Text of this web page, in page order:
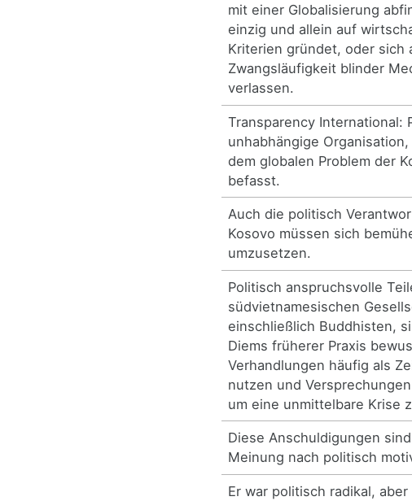
mit einer Globalisierung
einzig und allein auf
Kriterien gründet, oder sich
Zwangsläufigkeit blinder
verlassen.
Transparency International:
unhabhängige
dem globalen Problem der
befasst.
Auch die politisch
Kosovo müssen sich
umzusetzen.
Politisch anspruchsvolle
südvietnamesischen
einschließlich Buddhisten,
Diems früherer Praxis
Verhandlungen häufig als
nutzen und
um eine unmittelbare Krise
Diese Anschuldigungen
Meinung nach politisch
Er war politisch radikal,